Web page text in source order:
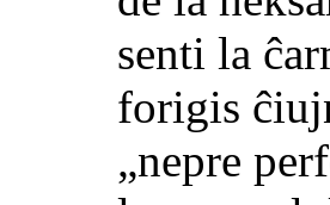
senti la
forigis
„nepre